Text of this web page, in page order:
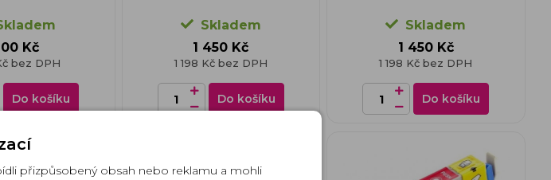
Kč
bez DPH
Do košíku
Skladem
1 450 Kč
1 198 Kč bez DPH
Do košíku
Skladem
1 450 Kč
1 198 Kč bez DPH
Do košíku
přizpůsobený obsah nebo reklamu a mohli